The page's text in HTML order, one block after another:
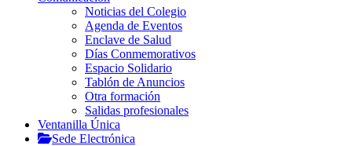
Noticias del Colegio
Agenda de Eventos
Enclave de Salud
Días Conmemorativos
Espacio Solidario
Tablón de Anuncios
Otra formación
Salidas profesionales
Ventanilla Única
Sede Electrónica